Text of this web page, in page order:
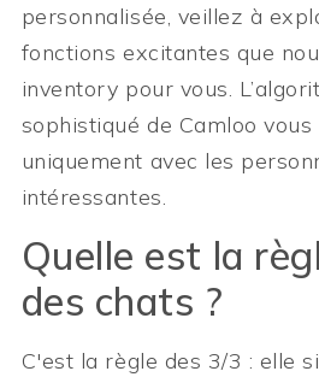
personnalisée, veillez à
fonctions excitantes que
inventory pour vous.
sophistiqué de Camloo vous
uniquement avec les
intéressantes.
Quelle est la
des chats ?
C'est la règle des 3/3 : elle